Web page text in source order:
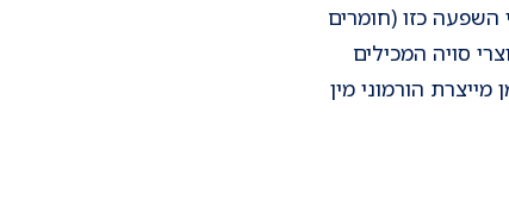
השפעה כזו (חומרים
סויה המכילים
הורמוני מין